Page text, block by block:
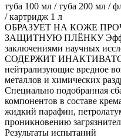
туба 100 мл /туба 200 мл /
/картридж 1 л
ОБРАЗУЕТ НА КОЖЕ
ЗАЩИТНУЮ ПЛЁНКУ
заключениями научных
СОДЕРЖИТ
нейтрализующие вредное
металлов и химических
Специально подобранная
компонентов в составе
жидкий парафин,
проникновению
Результаты испытаний